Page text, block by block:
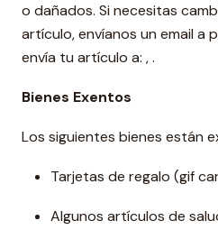
o dañados. Si necesitas
artículo, envíanos un email a
envía tu artículo a: , .
Bienes Exentos
Los siguientes bienes están
Tarjetas de regalo (gif
Algunos artículos de